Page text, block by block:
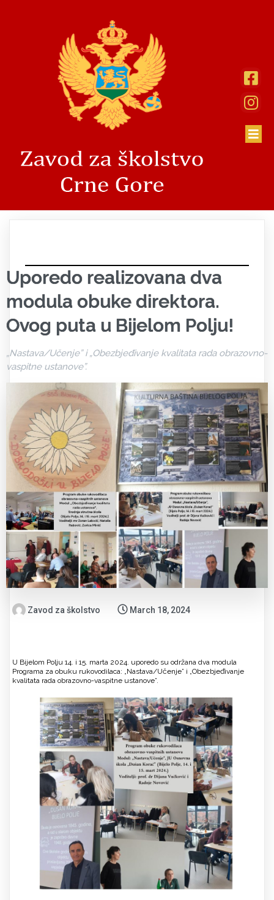
Uporedo realizovana dva
modula obuke direktora.
Ovog puta u Bijelom Polju!
„Nastava/Učenje” i „Obezbjeđivanje kvalitata rada obrazovno-
vaspitne ustanove”.
Zavod za školstvo March 18, 2024
U Bijelom Polju 14. i 15. marta 2024. uporedo su održana dva modula
Programa za obuku rukovodilaca: „Nastava/Učenje” i „Obezbjeđivanje
kvalitata rada obrazovno-vaspitne ustanove”.